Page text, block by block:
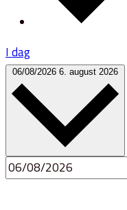
I dag
06/08/2026 6. august 2026